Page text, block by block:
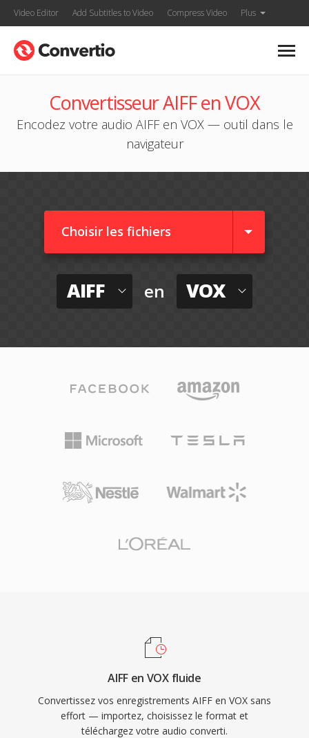
Video Editor Add Subtitles to Video Compress Video Plus
Convertisseur AIFF en VOX
Encodez votre audio AIFF en VOX — outil dans le
navigateur
Choisir les fichiers
AIFF en VOX
AIFF en VOX fluide
Convertissez vos enregistrements AIFF en VOX sans
effort — importez, choisissez le format et
téléchargez votre audio converti.